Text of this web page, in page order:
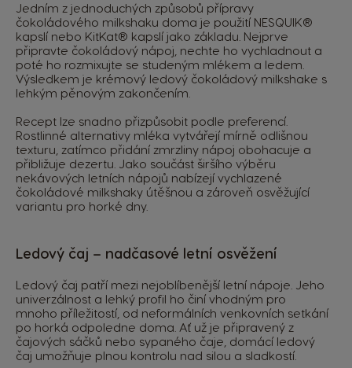
Jedním z jednoduchých způsobů přípravy
čokoládového milkshaku doma je použití NESQUIK®
kapslí nebo KitKat® kapslí jako základu. Nejprve
připravte čokoládový nápoj, nechte ho vychladnout a
poté ho rozmixujte se studeným mlékem a ledem.
Výsledkem je krémový ledový čokoládový milkshake s
lehkým pěnovým zakončením.
Recept lze snadno přizpůsobit podle preferencí.
Rostlinné alternativy mléka vytvářejí mírně odlišnou
texturu, zatímco přidání zmrzliny nápoj obohacuje a
přibližuje dezertu. Jako součást širšího výběru
nekávových letních nápojů nabízejí vychlazené
čokoládové milkshaky útěšnou a zároveň osvěžující
variantu pro horké dny.
Ledový čaj – nadčasové letní osvěžení
Ledový čaj patří mezi nejoblíbenější letní nápoje. Jeho
univerzálnost a lehký profil ho činí vhodným pro
mnoho příležitostí, od neformálních venkovních setkání
po horká odpoledne doma. Ať už je připravený z
čajových sáčků nebo sypaného čaje, domácí ledový
čaj umožňuje plnou kontrolu nad silou a sladkostí.